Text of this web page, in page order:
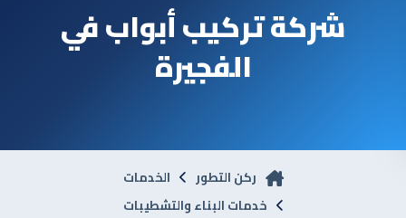
شركة تركيب أبواب في
الفجيرة
ركن التطور
الخدمات
خدمات البناء والتشطيبات